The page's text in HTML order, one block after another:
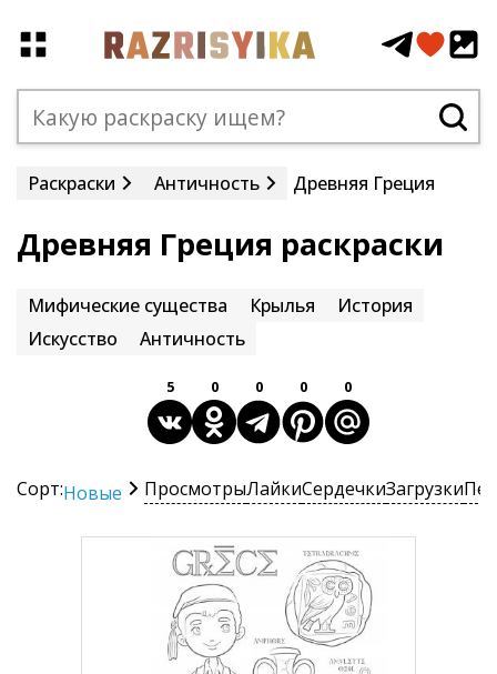
Раскраски Античность Древняя Греция
Древняя Греция раскраски
Мифические существа Крылья
История
Искусство
Античность
5 0 0 0 0
Сорт:Новые ПросмотрыЛайкиСердечкиЗагрузки